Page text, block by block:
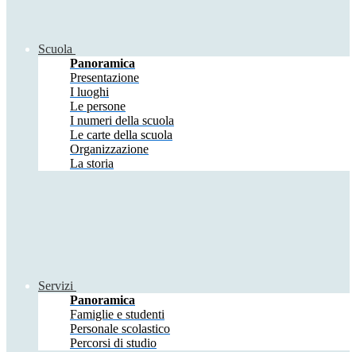
Scuola
Panoramica
Presentazione
I luoghi
Le persone
I numeri della scuola
Le carte della scuola
Organizzazione
La storia
Servizi
Panoramica
Famiglie e studenti
Personale scolastico
Percorsi di studio